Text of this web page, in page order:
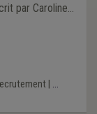
par Caroline
| ...